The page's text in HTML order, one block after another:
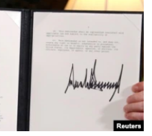
فرهنگ و زندگی
حقوق شهروندی
اقتصادی
علم و فناوری
اسرائیل در جنگ
مستندها
انتخابات ریاست جمهوری آمریکا ۲۰۲۴
حمله جمهوری اسلامی به
رمز مهسا
ورزش زنان در ایران
دنبال کنید
زبانهای مختلف